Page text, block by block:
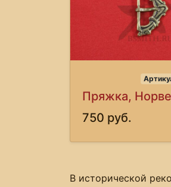
Пряжка,
750 руб.
В исторической